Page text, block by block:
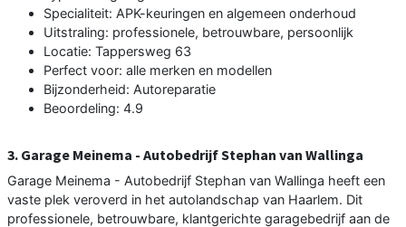
Specialiteit: APK-keuringen en algemeen onderhoud
Uitstraling: professionele, betrouwbare, persoonlijk
Locatie: Tappersweg 63
Perfect voor: alle merken en modellen
Bijzonderheid: Autoreparatie
Beoordeling: 4.9
3. Garage Meinema - Autobedrijf Stephan van Wallinga
Garage Meinema - Autobedrijf Stephan van Wallinga heeft een
vaste plek veroverd in het autolandschap van Haarlem. Dit
professionele, betrouwbare, klantgerichte garagebedrijf aan de